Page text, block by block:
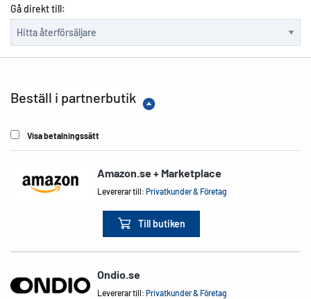
Gå direkt till:
Beställ i partnerbutik
Visa betalningssätt
Amazon.se + Marketplace
Levererar till:Privatkunder & Företag
Till butiken
Ondio.se
Levererar till:Privatkunder & Företag